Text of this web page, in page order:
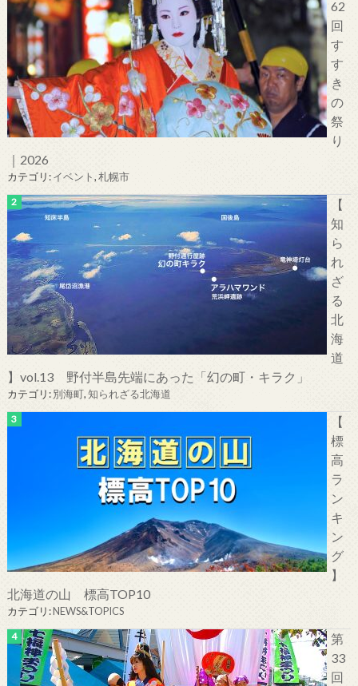
62
回
す
す
き
の
祭
り
｜2026
カテゴリ:イベント,札幌市
【
知
ら
れ
ざ
る
北
海
道
】vol.13 野付半島先端にあった「幻の町・キラク」
カテゴリ:別海町,知られざる北海道
【
標
高
ラ
ン
キ
ン
グ
】
北海道の山 標高TOP10
カテゴリ:NEWS&TOPICS
第
33
回